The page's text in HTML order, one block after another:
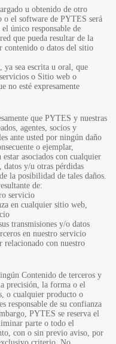
u obtenido de otro
o el software de PYTES será
único responsable de
que pueda resultar de la
contenido o datos del sitio
sea escrita u oral, que
o Sitio web o
no esté expresamente
que PYTES y nuestras
agentes, socios y
ante usted por ningún daño
o ejemplar,
asociados con cualquier
datos y/u otras pérdidas
la posibilidad de tales daños.
de:
servicio
en cualquier sitio web,
transmisiones y/o datos
en nuestro servicio
relacionado con nuestro
Contenido de terceros y
precisión, la forma o el
o cualquier producto o
responsable de su confianza
PYTES se reserva el
parte o todo el
con o sin previo aviso, por